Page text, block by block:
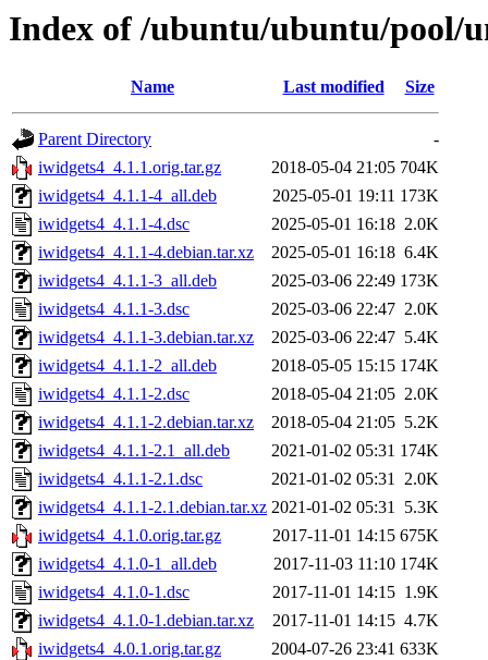
Index of /ubuntu/ubuntu/pool/
Name Last modified Size
Parent Directory
-
iwidgets4_4.1.1.orig.tar.gz
2018-05-04 21:05 704K
iwidgets4_4.1.1-4_all.deb
2025-05-01 19:11 173K
iwidgets4_4.1.1-4.dsc
2025-05-01 16:18 2.0K
iwidgets4_4.1.1-4.debian.tar.xz
2025-05-01 16:18 6.4K
iwidgets4_4.1.1-3_all.deb
2025-03-06 22:49 173K
iwidgets4_4.1.1-3.dsc
2025-03-06 22:47 2.0K
iwidgets4_4.1.1-3.debian.tar.xz
2025-03-06 22:47 5.4K
iwidgets4_4.1.1-2_all.deb
2018-05-05 15:15 174K
iwidgets4_4.1.1-2.dsc
2018-05-04 21:05 2.0K
iwidgets4_4.1.1-2.debian.tar.xz
2018-05-04 21:05 5.2K
iwidgets4_4.1.1-2.1_all.deb
2021-01-02 05:31 174K
iwidgets4_4.1.1-2.1.dsc
2021-01-02 05:31 2.0K
iwidgets4_4.1.1-2.1.debian.tar.xz 2021-01-02 05:31 5.3K
iwidgets4_4.1.0.orig.tar.gz
2017-11-01 14:15 675K
iwidgets4_4.1.0-1_all.deb
2017-11-03 11:10 174K
iwidgets4_4.1.0-1.dsc
2017-11-01 14:15 1.9K
iwidgets4_4.1.0-1.debian.tar.xz
2017-11-01 14:15 4.7K
iwidgets4_4.0.1.orig.tar.gz
2004-07-26 23:41 633K